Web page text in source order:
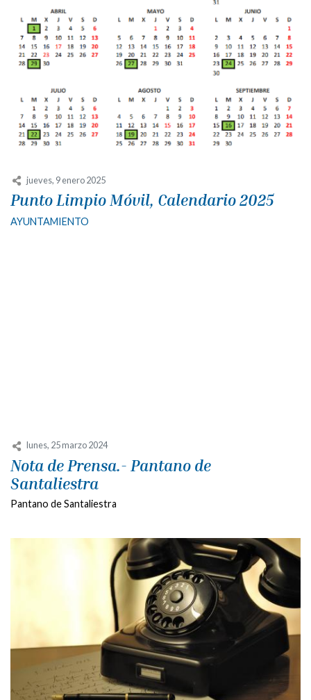
jueves, 9 enero 2025
Punto Limpio Móvil, Calendario 2025
AYUNTAMIENTO
lunes, 25 marzo 2024
Nota de Prensa.- Pantano de
Santaliestra
Pantano de Santaliestra